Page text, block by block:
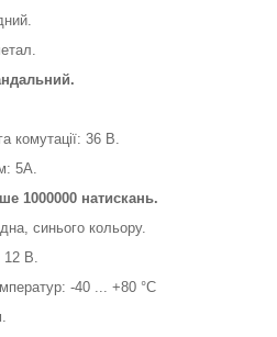
комутації: 36 В.
5А.
1000000 натискань.
синього кольору.
12 В.
-40 ... +80 °С